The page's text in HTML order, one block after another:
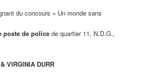
du concours « Un monde sans
poste de policede quartier 11, N.D.G.,
VIRGINIA DURR